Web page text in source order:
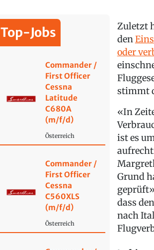
Top-Jobs
Commander /
First Officer
Cessna
Latitude
C680A
(m/f/d)
Österreich
Commander /
First Officer
Cessna
C560XLS
(m/f/d)
Österreich
Zuletzt
den
oder
stimmt
«In
ist es
Grund
dass
nach